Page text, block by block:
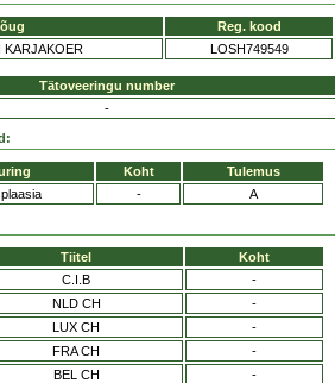
Reg. kood
KARJAKOER
LOSH749549
Tätoveeringu number
-
Koht
Tulemus
- A
Tiitel
Koht
C.I.B
-
NLD CH
-
LUX CH
-
FRA CH
-
BEL CH -